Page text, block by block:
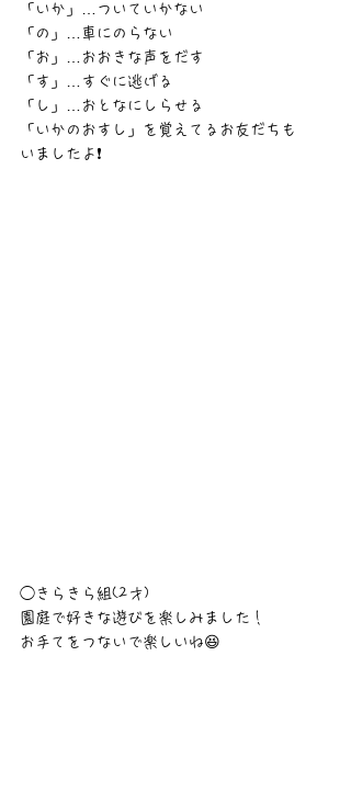
「いか」…ついていかない
「の」…車にのらない
「お」…おおきな声をだす
「す」…すぐに逃げる
「し」…おとなにしらせる
「いかのおすし」を覚えてるお友だちも
いましたよ❗
◯きらきら組(2才)
園庭で好きな遊びを楽しみました！
お手てをつないで楽しいね😆